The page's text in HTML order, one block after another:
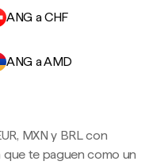
ANG a CHF
ANG a AMD
MXN y BRL con
que te paguen como un